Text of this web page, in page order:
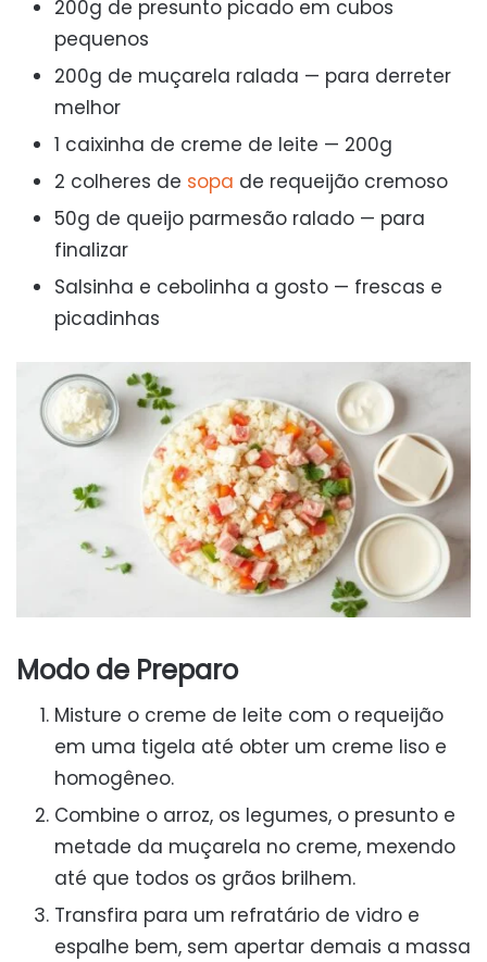
200g de presunto picado em cubos
pequenos
200g de muçarela ralada — para derreter
melhor
1 caixinha de creme de leite — 200g
2 colheres de sopa de requeijão cremoso
50g de queijo parmesão ralado — para
finalizar
Salsinha e cebolinha a gosto — frescas e
picadinhas
Modo de Preparo
Misture o creme de leite com o requeijão
em uma tigela até obter um creme liso e
homogêneo.
Combine o arroz, os legumes, o presunto e
metade da muçarela no creme, mexendo
até que todos os grãos brilhem.
Transfira para um refratário de vidro e
espalhe bem, sem apertar demais a massa